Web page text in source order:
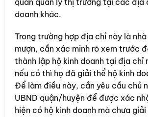
doanh khác.
Trong trường hợp địa chỉ này là
mượn, cần xác minh rõ xem trước
thành lập hộ kinh doanh tại địa chỉ
nếu có thì họ đã giải thể hộ kinh
Để làm điều này, cần yêu cầu chủ
UBND quận/huyện để được xác
hiện có hộ kinh doanh mà chưa